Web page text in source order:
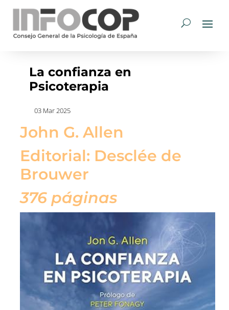
La confianza en
Psicoterapia
03 Mar 2025
John G. Allen
Editorial: Desclée de
Brouwer
376 páginas